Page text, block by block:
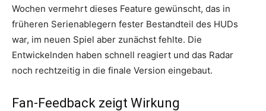
Wochen vermehrt dieses Feature gewünscht, das in
früheren Serienablegern fester Bestandteil des HUDs
war, im neuen Spiel aber zunächst fehlte. Die
Entwickelnden haben schnell reagiert und das Radar
noch rechtzeitig in die finale Version eingebaut.
Fan-Feedback zeigt Wirkung